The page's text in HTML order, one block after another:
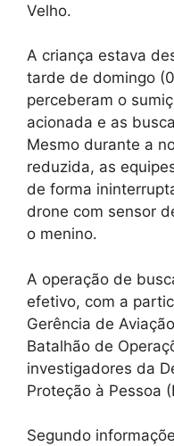
Velho.
A criança estava
tarde de domingo
perceberam o
acionada e as
Mesmo durante a
reduzida, as
de forma
drone com sensor
o menino.
A operação de
efetivo, com a
Gerência de
Batalhão de
investigadores da
Proteção à Pessoa
Segundo